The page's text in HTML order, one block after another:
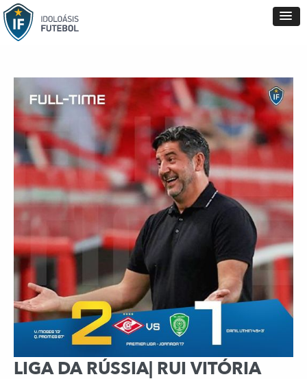
LIGA DA RÚSSIA| RUI VITÓRIA